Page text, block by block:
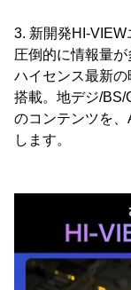
3. 新開発HI-VIEW
圧倒的に情報量
ハイセンス最新
搭載。地デジ/
のコンテンツを
します。